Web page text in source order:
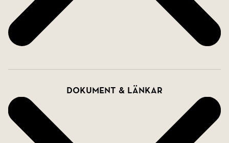
Dokument & länkar